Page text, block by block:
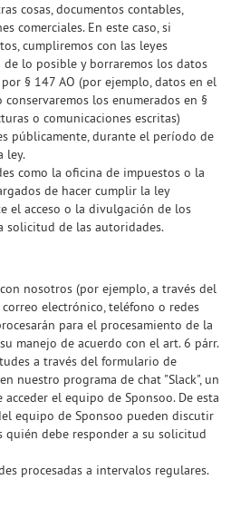
cosas, documentos contables,
comerciales. En este caso, si
cumpliremos con las leyes
lo posible y borraremos los datos
§ 147 AO (por ejemplo, datos en el
los enumerados en §
o comunicaciones escritas)
públicamente, durante el período de
ley.
como la oficina de impuestos o la
de hacer cumplir la ley
el acceso o la divulgación de los
solicitud de las autoridades.
nosotros (por ejemplo, a través del
electrónico, teléfono o redes
para el procesamiento de la
manejo de acuerdo con el art. 6 párr.
a través del formulario de
nuestro programa de chat "Slack", un
el equipo de Sponsoo. De esta
equipo de Sponsoo pueden discutir
quién debe responder a su solicitud
procesadas a intervalos regulares.